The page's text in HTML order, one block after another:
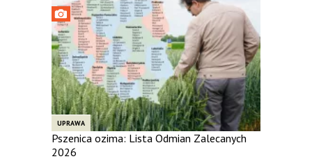
UPRAWA
Pszenica ozima: Lista Odmian Zalecanych
2026